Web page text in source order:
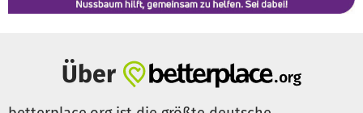
Über